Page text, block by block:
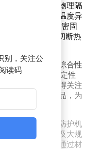
、界面稳定性与物理隔
系。当电池内部温度异
态自动转化为致密固
构，从根源上切断热
池展现出卓越的综合性
端环境，高压稳定性
循环寿命。更值得关注
化生产的成熟产品，为
准，其创新性的防护机
汽车、重型运输及大规
障碍。研究团队通过材
别，关注公
读码